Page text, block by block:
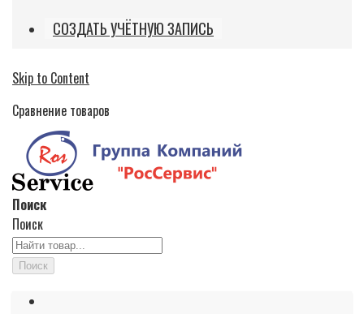
СОЗДАТЬ УЧЁТНУЮ ЗАПИСЬ
Skip to Content
Сравнение товаров
Поиск
Поиск
Поиск